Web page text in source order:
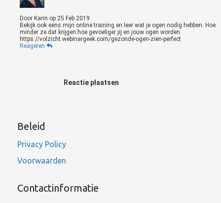
Door Karin op 25 Feb 2019
Bekijk ook eens mijn online training en leer wat je ogen nodig hebben. Hoe
minder ze dat krijgen hoe gevoeliger jij en jouw ogen worden.
https://volzicht.webinargeek.com/gezonde-ogen-zien-perfect
Reageren
Reactie plaatsen
Beleid
Privacy Policy
Voorwaarden
Contactinformatie